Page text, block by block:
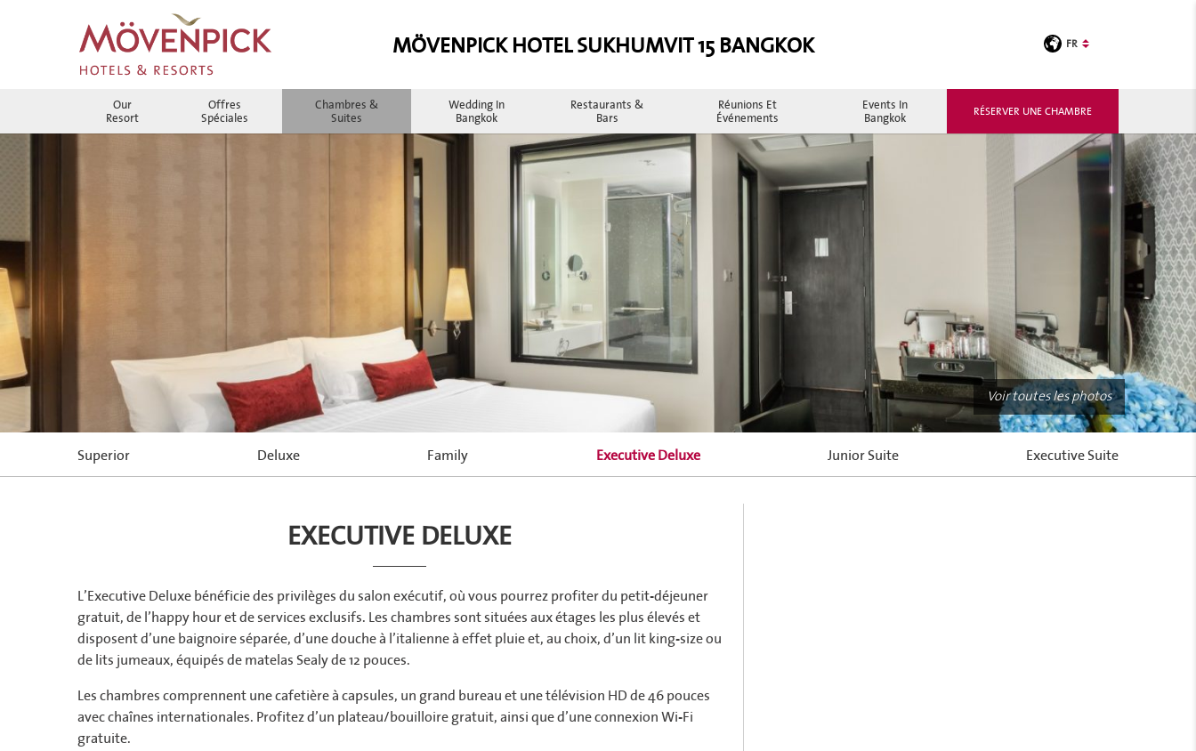
MÖVENPICK HOTEL SUKHUMVIT 15 BANGKOK FR
Our
Resort
Offres
Spéciales
Chambres &
Suites
Wedding In
Bangkok
Restaurants &
Bars
Réunions Et
Événements
Events In
Bangkok RÉSERVER UNE CHAMBRE
Voir toutes les photos
Superior Deluxe Family Executive Deluxe Junior Suite Executive Suite
EXECUTIVE DELUXE
L’Executive Deluxe bénéficie des privilèges du salon exécutif, où vous pourrez profiter du petit-déjeuner
gratuit, de l’happy hour et de services exclusifs. Les chambres sont situées aux étages les plus élevés et
disposent d’une baignoire séparée, d’une douche à l’italienne à effet pluie et, au choix, d’un lit king-size ou
de lits jumeaux, équipés de matelas Sealy de 12 pouces.
Les chambres comprennent une cafetière à capsules, un grand bureau et une télévision HD de 46 pouces
avec chaînes internationales. Profitez d’un plateau/bouilloire gratuit, ainsi que d’une connexion Wi-Fi
gratuite.